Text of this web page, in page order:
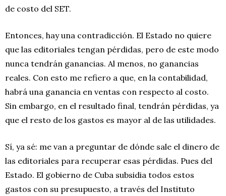
de costo del SET.
Entonces, hay una contradicción. El Estado no quiere
que las editoriales tengan pérdidas, pero de este modo
nunca tendrán ganancias. Al menos, no ganancias
reales. Con esto me refiero a que, en la contabilidad,
habrá una ganancia en ventas con respecto al costo.
Sin embargo, en el resultado final, tendrán pérdidas, ya
que el resto de los gastos es mayor al de las utilidades.
Sí, ya sé: me van a preguntar de dónde sale el dinero de
las editoriales para recuperar esas pérdidas. Pues del
Estado. El gobierno de Cuba subsidia todos estos
gastos con su presupuesto, a través del Instituto